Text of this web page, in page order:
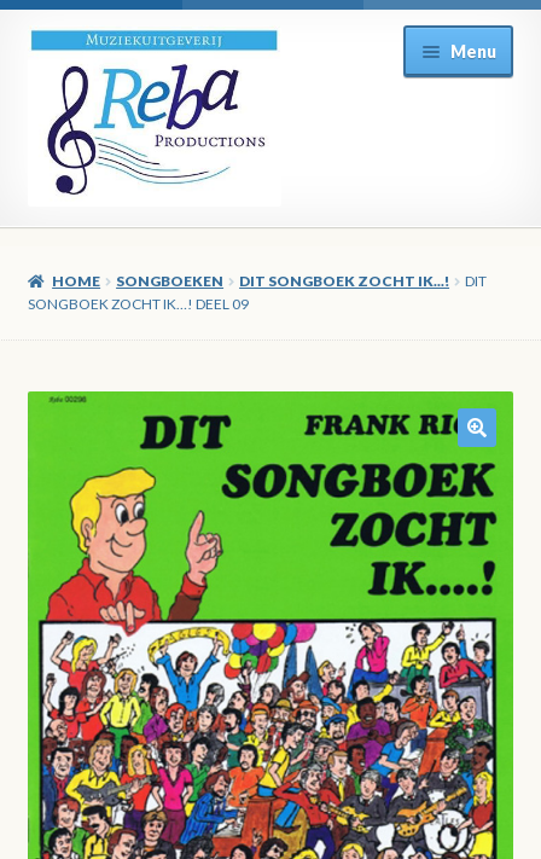
Ga
door
naar
navigatie
Ga
direct
naar
de
inhoud
Menu
HOME SONGBOEKEN DIT SONGBOEK ZOCHT IK...!
DIT
SONGBOEK ZOCHT IK…! DEEL 09